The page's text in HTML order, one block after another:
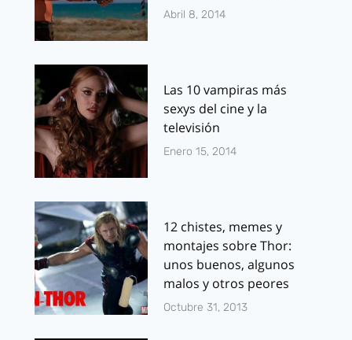
Abril 8, 2014
Las 10 vampiras más
sexys del cine y la
televisión
Enero 15, 2014
12 chistes, memes y
montajes sobre Thor:
unos buenos, algunos
malos y otros peores
Octubre 31, 2013